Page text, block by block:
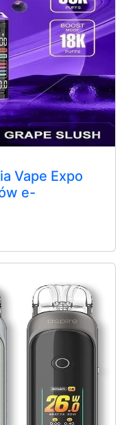
Vape Expo
e-